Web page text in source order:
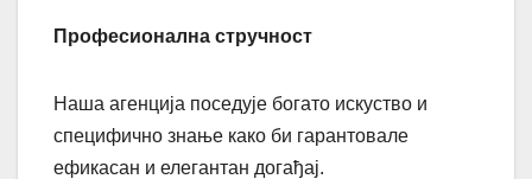
Професионална стручност
Наша агенција поседује богато искуство и
специфично знање како би гарантовале
ефикасан и елегантан догађај.